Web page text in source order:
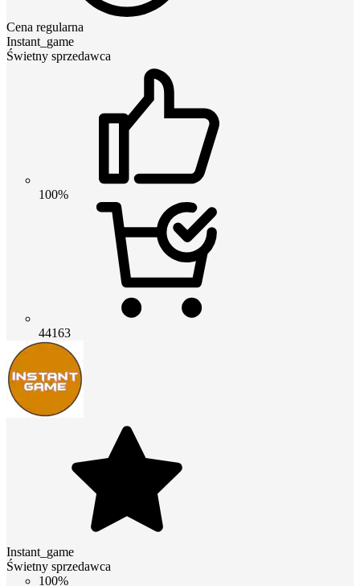
Cena regularna
Instant_game
Świetny sprzedawca
100%
44163
Instant_game
Świetny sprzedawca
100%